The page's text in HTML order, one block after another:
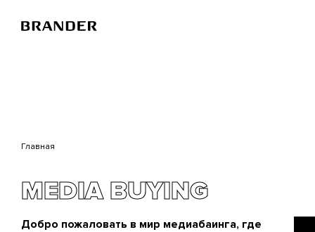
Главная
MEDIA BUYING
Добро пожаловать в мир медиабаинга, где